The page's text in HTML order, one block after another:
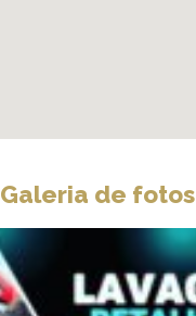
Galeria de fotos